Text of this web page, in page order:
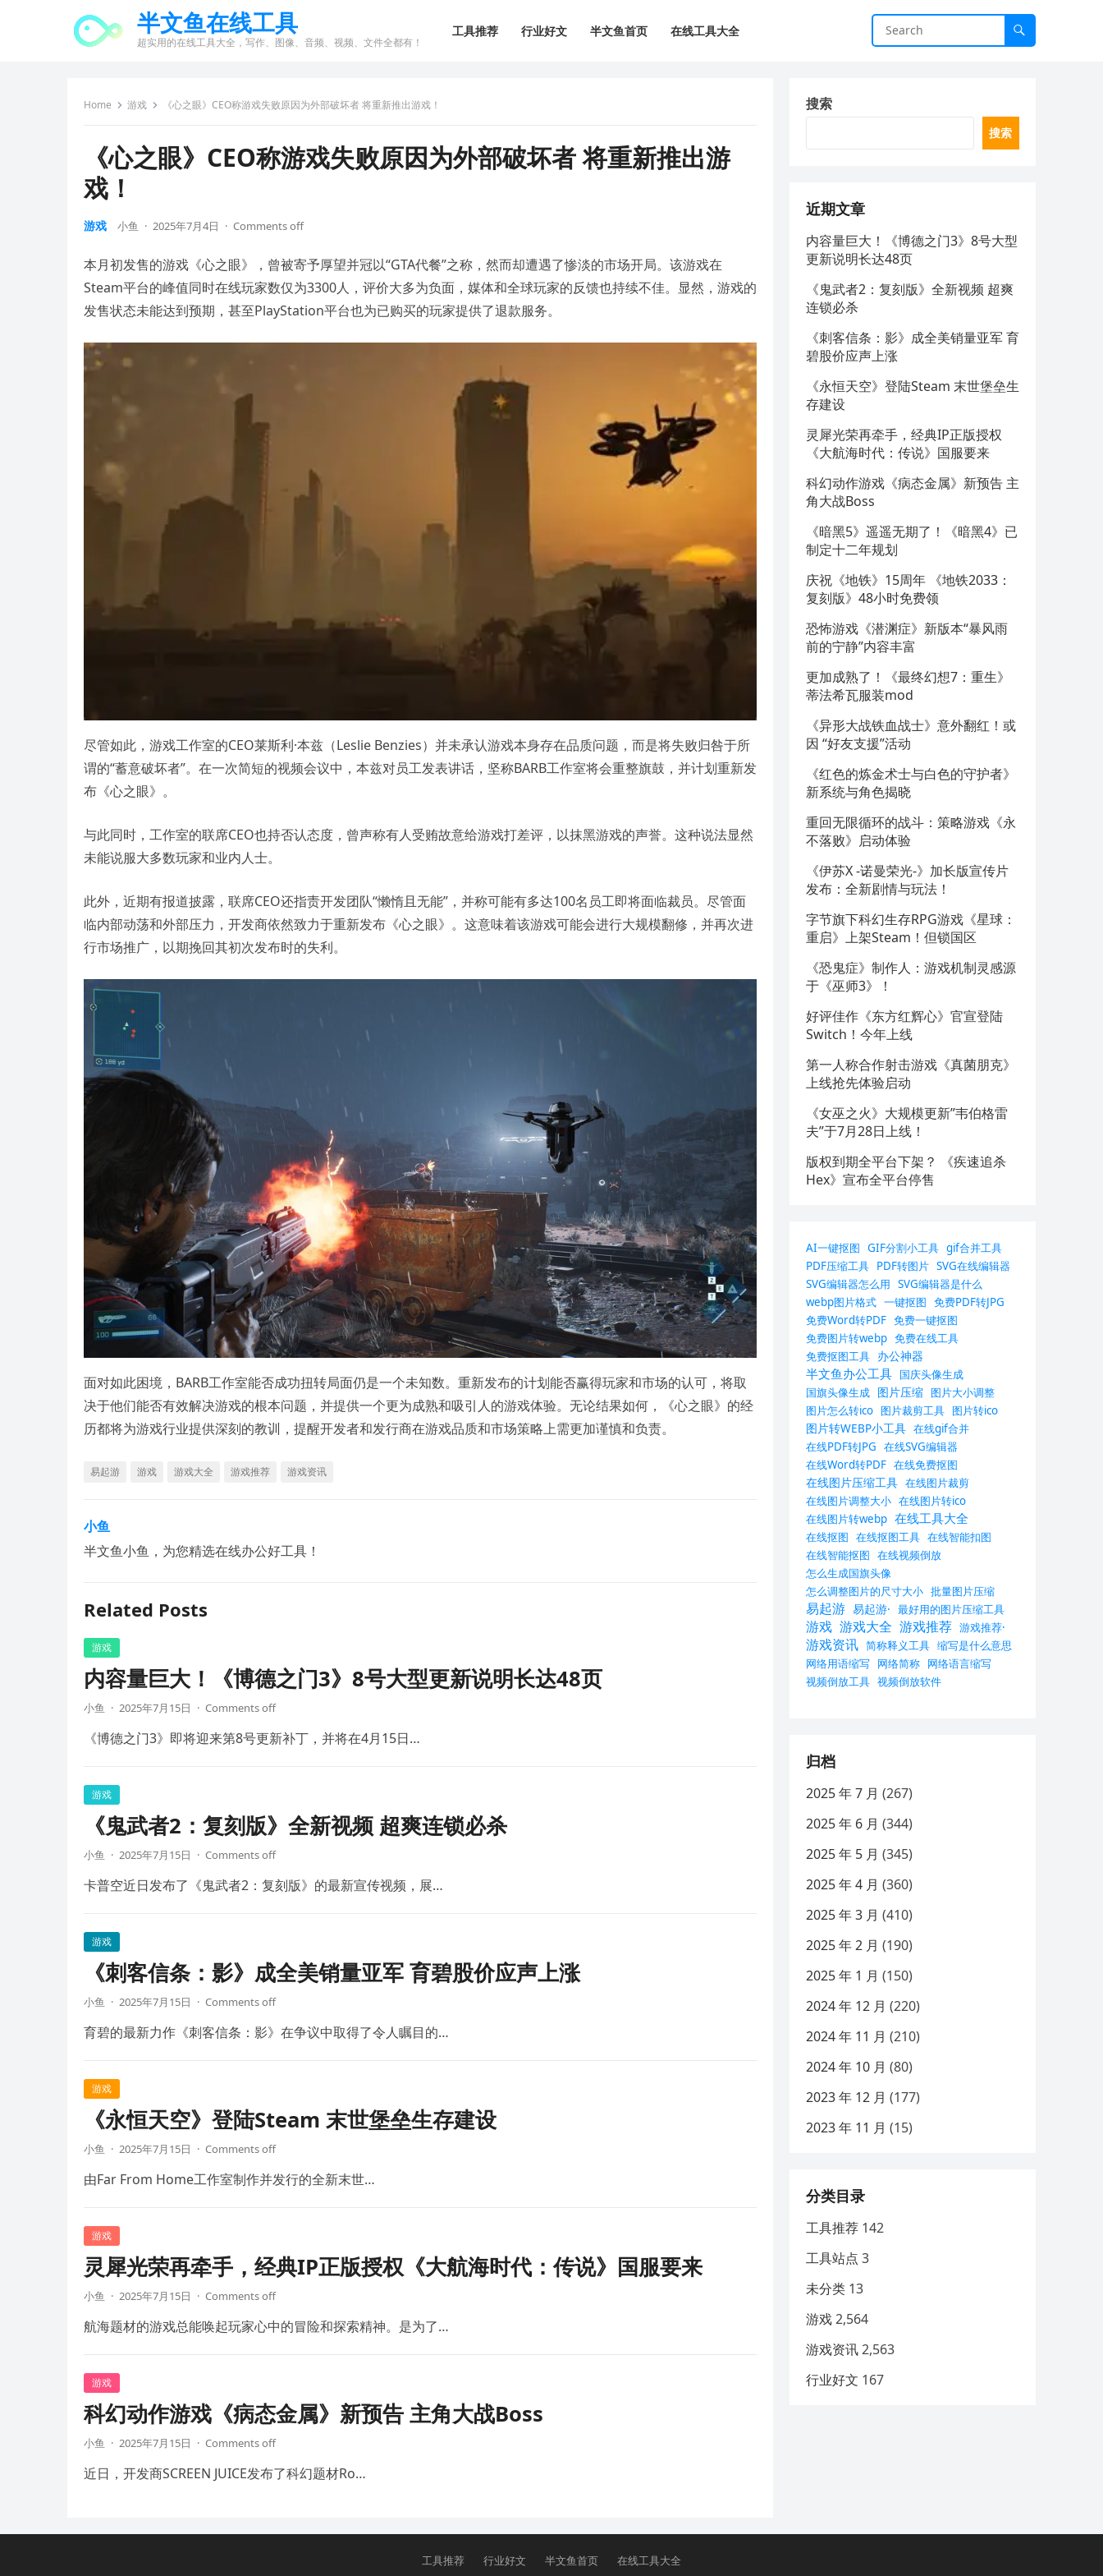
半文鱼在线工具
超实用的在线工具大全，写作、图像、音频、视频、文件全都有！
工具推荐 行业好文 半文鱼首页 在线工具大全
Home 游戏 《心之眼》CEO称游戏失败原因为外部破坏者 将重新推出游戏！
《心之眼》CEO称游戏失败原因为外部破坏者 将重新推出游
戏！
游戏 小鱼 · 2025年7月4日 · Comments off
本月初发售的游戏《心之眼》，曾被寄予厚望并冠以“GTA代餐”之称，然而却遭遇了惨淡的市场开局。该游戏在
Steam平台的峰值同时在线玩家数仅为3300人，评价大多为负面，媒体和全球玩家的反馈也持续不佳。显然，游戏的
发售状态未能达到预期，甚至PlayStation平台也为已购买的玩家提供了退款服务。
尽管如此，游戏工作室的CEO莱斯利·本兹（Leslie Benzies）并未承认游戏本身存在品质问题，而是将失败归咎于所
谓的“蓄意破坏者”。在一次简短的视频会议中，本兹对员工发表讲话，坚称BARB工作室将会重整旗鼓，并计划重新发
布《心之眼》。
与此同时，工作室的联席CEO也持否认态度，曾声称有人受贿故意给游戏打差评，以抹黑游戏的声誉。这种说法显然
未能说服大多数玩家和业内人士。
此外，近期有报道披露，联席CEO还指责开发团队“懒惰且无能”，并称可能有多达100名员工即将面临裁员。尽管面
临内部动荡和外部压力，开发商依然致力于重新发布《心之眼》。这意味着该游戏可能会进行大规模翻修，并再次进
行市场推广，以期挽回其初次发布时的失利。
面对如此困境，BARB工作室能否成功扭转局面仍是一个未知数。重新发布的计划能否赢得玩家和市场的认可，将取
决于他们能否有效解决游戏的根本问题，并提供一个更为成熟和吸引人的游戏体验。无论结果如何，《心之眼》的经
历都将为游戏行业提供深刻的教训，提醒开发者和发行商在游戏品质和市场策略上需更加谨慎和负责。
易起游 游戏 游戏大全 游戏推荐 游戏资讯
小鱼
半文鱼小鱼，为您精选在线办公好工具！
Related Posts
游戏
内容量巨大！《博德之门3》8号大型更新说明长达48页
小鱼 · 2025年7月15日 · Comments off
《博德之门3》即将迎来第8号更新补丁，并将在4月15日…
游戏
《鬼武者2：复刻版》全新视频 超爽连锁必杀
小鱼 · 2025年7月15日 · Comments off
卡普空近日发布了《鬼武者2：复刻版》的最新宣传视频，展…
游戏
《刺客信条：影》成全美销量亚军 育碧股价应声上涨
小鱼 · 2025年7月15日 · Comments off
育碧的最新力作《刺客信条：影》在争议中取得了令人瞩目的…
游戏
《永恒天空》登陆Steam 末世堡垒生存建设
小鱼 · 2025年7月15日 · Comments off
由Far From Home工作室制作并发行的全新末世…
游戏
灵犀光荣再牵手，经典IP正版授权《大航海时代：传说》国服要来
小鱼 · 2025年7月15日 · Comments off
航海题材的游戏总能唤起玩家心中的冒险和探索精神。是为了…
游戏
科幻动作游戏《病态金属》新预告 主角大战Boss
小鱼 · 2025年7月15日 · Comments off
近日，开发商SCREEN JUICE发布了科幻题材Ro…
搜索
搜索
近期文章
内容量巨大！《博德之门3》8号大型
更新说明长达48页
《鬼武者2：复刻版》全新视频 超爽
连锁必杀
《刺客信条：影》成全美销量亚军 育
碧股价应声上涨
《永恒天空》登陆Steam 末世堡垒生
存建设
灵犀光荣再牵手，经典IP正版授权
《大航海时代：传说》国服要来
科幻动作游戏《病态金属》新预告 主
角大战Boss
《暗黑5》遥遥无期了！《暗黑4》已
制定十二年规划
庆祝《地铁》15周年 《地铁2033：
复刻版》48小时免费领
恐怖游戏《潜渊症》新版本“暴风雨
前的宁静”内容丰富
更加成熟了！《最终幻想7：重生》
蒂法希瓦服装mod
《异形大战铁血战士》意外翻红！或
因 “好友支援”活动
《红色的炼金术士与白色的守护者》
新系统与角色揭晓
重回无限循环的战斗：策略游戏《永
不落败》启动体验
《伊苏X -诺曼荣光-》加长版宣传片
发布：全新剧情与玩法！
字节旗下科幻生存RPG游戏《星球：
重启》上架Steam！但锁国区
《恐鬼症》制作人：游戏机制灵感源
于《巫师3》！
好评佳作《东方红辉心》官宣登陆
Switch！今年上线
第一人称合作射击游戏《真菌朋克》
上线抢先体验启动
《女巫之火》大规模更新”韦伯格雷
夫”于7月28日上线！
版权到期全平台下架？ 《疾速追杀
Hex》宣布全平台停售
AI一键抠图 GIF分割小工具 gif合并工具
PDF压缩工具 PDF转图片 SVG在线编辑器
SVG编辑器怎么用 SVG编辑器是什么
webp图片格式 一键抠图 免费PDF转JPG
免费Word转PDF 免费一键抠图
免费图片转webp 免费在线工具
免费抠图工具 办公神器
半文鱼办公工具 国庆头像生成
国旗头像生成 图片压缩 图片大小调整
图片怎么转ico 图片裁剪工具 图片转ico
图片转WEBP小工具 在线gif合并
在线PDF转JPG 在线SVG编辑器
在线Word转PDF 在线免费抠图
在线图片压缩工具 在线图片裁剪
在线图片调整大小 在线图片转ico
在线图片转webp 在线工具大全
在线抠图 在线抠图工具 在线智能扣图
在线智能抠图 在线视频倒放
怎么生成国旗头像
怎么调整图片的尺寸大小 批量图片压缩
易起游 易起游· 最好用的图片压缩工具
游戏 游戏大全 游戏推荐 游戏推荐·
游戏资讯 简称释义工具 缩写是什么意思
网络用语缩写 网络简称 网络语言缩写
视频倒放工具 视频倒放软件
归档
2025 年 7 月 (267)
2025 年 6 月 (344)
2025 年 5 月 (345)
2025 年 4 月 (360)
2025 年 3 月 (410)
2025 年 2 月 (190)
2025 年 1 月 (150)
2024 年 12 月 (220)
2024 年 11 月 (210)
2024 年 10 月 (80)
2023 年 12 月 (177)
2023 年 11 月 (15)
分类目录
工具推荐 142
工具站点 3
未分类 13
游戏2,564
游戏资讯2,563
行业好文 167
工具推荐 行业好文 半文鱼首页 在线工具大全